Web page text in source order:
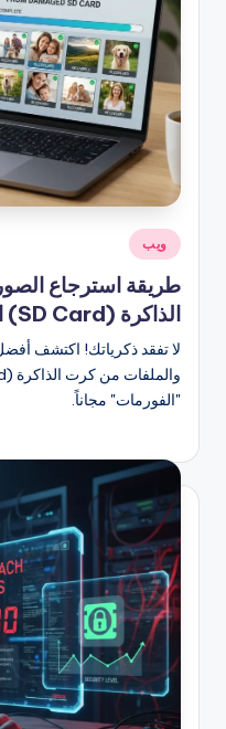
نُشر
في
ويب
طريقة استرجاع
الذاكرة (SD Card) التالفة
لا تفقد ذكرياتك! اكتشف
"الفورمات" مجاناً.